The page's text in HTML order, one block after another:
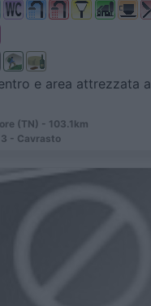
e area attrezzata
(TN) - 103.1km
3 - Cavrasto